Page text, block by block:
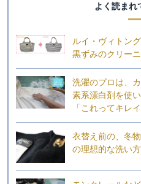
よく読まれ
ルイ・ヴィトン
黒ずみのクリー
洗濯のプロは、
素系漂白剤を使い
「これってキレ
衣替え前の、冬
の理想的な洗い